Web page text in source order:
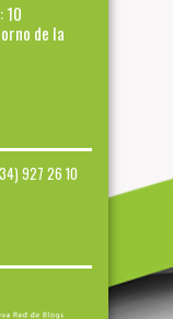
10
de la
927 26 10